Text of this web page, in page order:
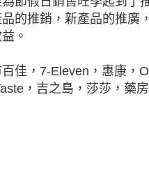
的推銷，新產品的推廣
。
佳，7-Eleven，惠康，
，吉之島，莎莎，藥